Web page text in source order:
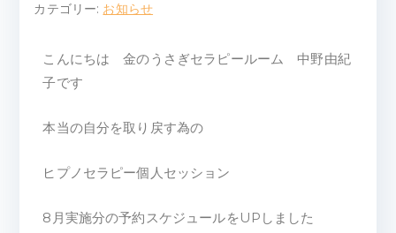
カテゴリー: お知らせ
こんにちは 金のうさぎセラピールーム 中野由紀
子です
本当の自分を取り戻す為の
ヒプノセラピー個人セッション
8月実施分の予約スケジュールをUPしました